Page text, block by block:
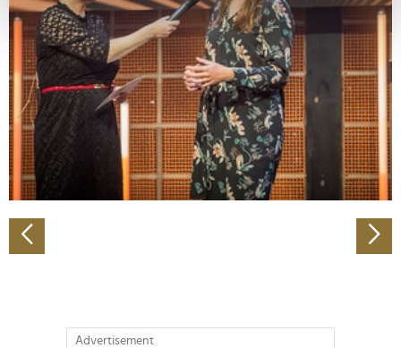
bestimmten Merkmalen (Fingerprinting) identifizieren
Erfahren Sie mehr darüber, wie Ihre persönlichen Daten
verarbeitet werden, und legen Sie Ihre Präferenzen im
Abschnitt Einzelheitenfest.
Wir verwenden Cookies, um Inhalte und Anzeigen zu
personalisieren, Funktionen für soziale Medien anbieten
zu können und die Zugriffe auf unsere Website zu
analysieren. Außerdem geben wir Informationen zu Ihrer
Verwendung unserer Website an unsere Partner für
soziale Medien, Werbung und Analysen weiter. Unsere
Partner führen diese Informationen möglicherweise mit
Advertisement